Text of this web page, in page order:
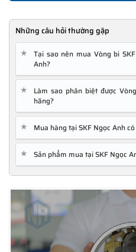
Những câu hỏi thường gặp
★
Tại sao nên mua Vòng bi
Anh?
★
Làm sao phân biệt được
hãng?
★ Mua hàng tại SKF Ngọc Anh
★ Sản phẩm mua tại SKF Ngọc